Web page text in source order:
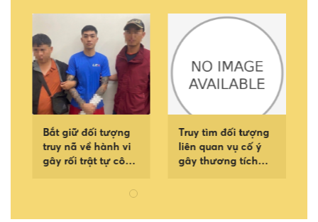
Bắt giữ đối tượng
truy nã về hành vi
gây rối trật tự công
Truy tìm đối tượng
liên quan vụ cố ý
gây thương tích